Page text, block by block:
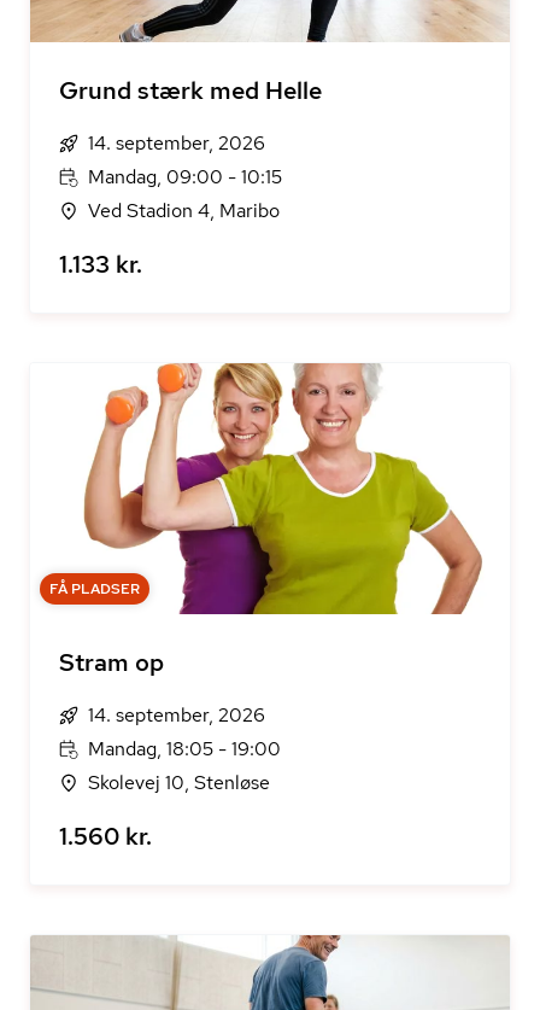
Grund stærk med Helle
14. september, 2026
Mandag, 09:00 - 10:15
Ved Stadion 4, Maribo
1.133 kr.
FÅ PLADSER
Stram op
14. september, 2026
Mandag, 18:05 - 19:00
Skolevej 10, Stenløse
1.560 kr.